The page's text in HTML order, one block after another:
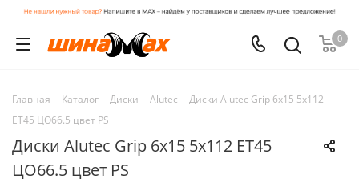
0
Главная - Каталог - Диски - Alutec - Диски Alutec Grip 6x15 5x112
ET45 ЦО66.5 цвет PS
Диски Alutec Grip 6x15 5x112 ET45
ЦО66.5 цвет PS